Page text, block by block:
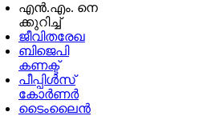
എൻ.എം. നെ
ക്കുറിച്ച്
ജീവിതരേഖ
ബിജെപി
കണക്ട്
പീപ്പിൾസ്
കോർണർ
ടൈംലൈൻ